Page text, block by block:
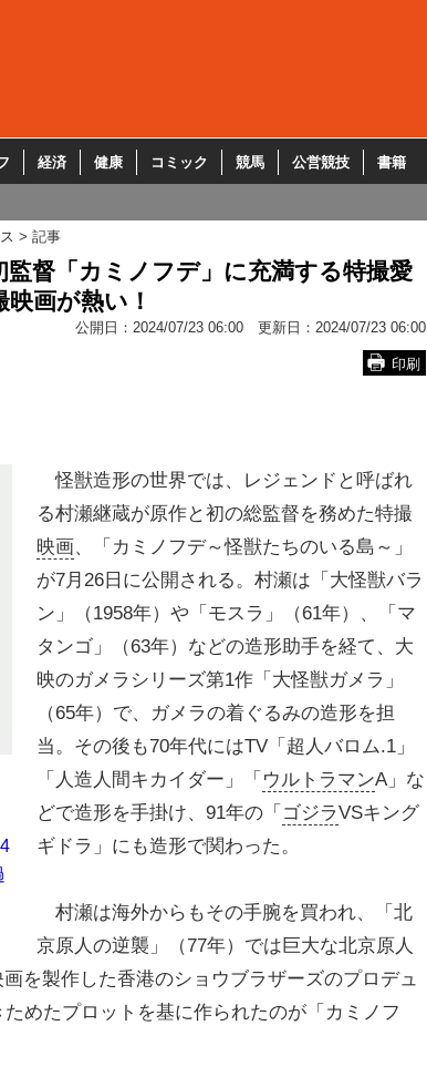
経済 健康 コミック 競馬 公営競技 書籍
記事
督「カミノフデ」に充満する特撮愛
画が熱い！
公開日： 2024/07/23 06:00 更新日： 2024/07/23 06:00
印刷
怪獣造形の世界では、レジェンドと呼ばれ
る村瀬継蔵が原作と初の総監督を務めた特撮
映画、「カミノフデ～怪獣たちのいる島～」
が7月26日に公開される。村瀬は「大怪獣バラ
ン」（1958年）や「モスラ」（61年）、「マ
タンゴ」（63年）などの造形助手を経て、大
映のガメラシリーズ第1作「大怪獣ガメラ」
（65年）で、ガメラの着ぐるみの造形を担
当。その後も70年代にはTV「超人バロム.1」
「人造人間キカイダー」「 ウルトラマンA」な
どで造形を手掛け、91年の「 ゴジラVSキング
ギドラ」にも造形で関わった。
村瀬は海外からもその手腕を買われ、「北
京原人の逆襲」（77年）では巨大な北京原人
を製作した香港のショウブラザーズのプロデュ
めたプロットを基に作られたのが「カミノフ